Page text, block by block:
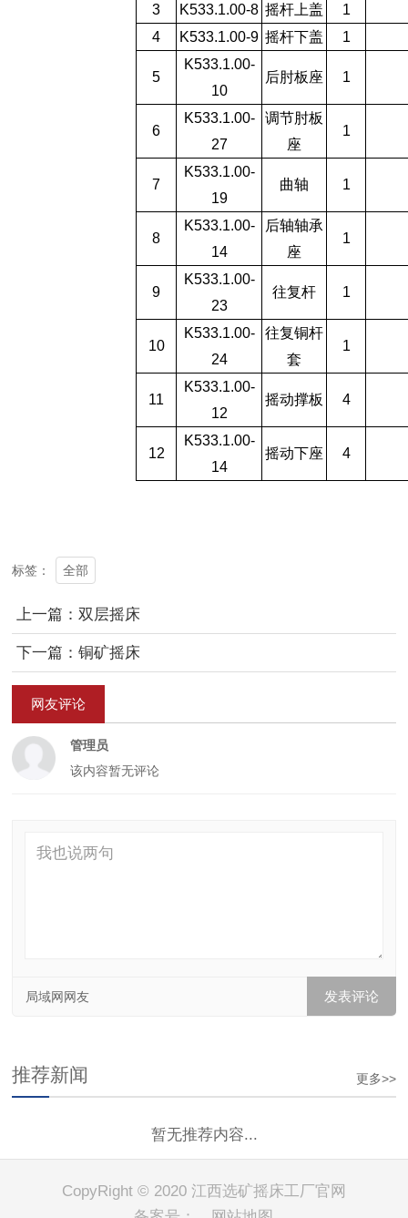
3
K533.1.00-8 摇杆上盖
1
4
K533.1.00-9 摇杆下盖 1
5
K533.1.00-
10
后肘板座 1
6
K533.1.00-
27
调节肘板
座
1
7
K533.1.00-
19
曲轴 1
8
K533.1.00-
14
后轴轴承
座
1
9
K533.1.00-
23
往复杆 1
10
K533.1.00-
24
往复铜杆
套
1
11
K533.1.00-
12
摇动撑板 4
12
K533.1.00-
14
摇动下座 4
标签： 全部
上一篇：双层摇床
下一篇：铜矿摇床
网友评论
管理员
该内容暂无评论
局域网网友
更多>>
推荐新闻
暂无推荐内容...
CopyRight © 2020 江西选矿摇床工厂官网